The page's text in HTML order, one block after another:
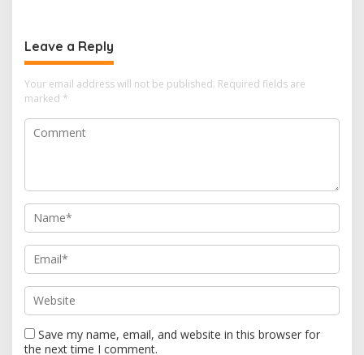
Leave a Reply
Your email address will not be published. Required fields are
marked *
Save my name, email, and website in this browser for
the next time I comment.